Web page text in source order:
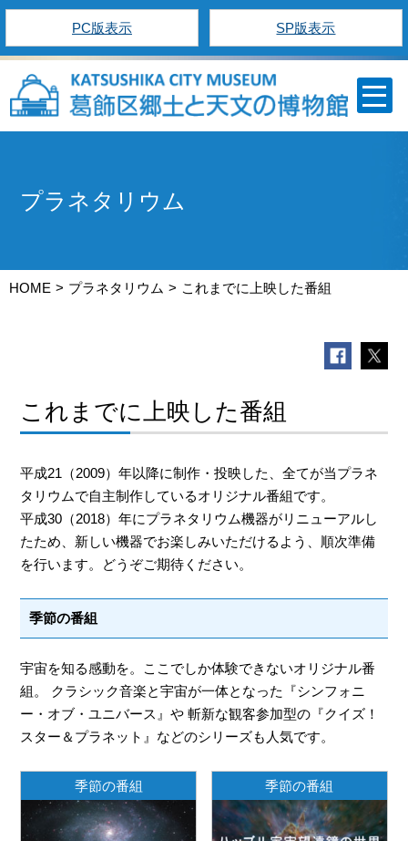
PC版表示 SP版表示
プラネタリウム
HOME プラネタリウム これまでに上映した番組
これまでに上映した番組
平成21（2009）年以降に制作・投映した、全てが当プラネ
タリウムで自主制作しているオリジナル番組です。
平成30（2018）年にプラネタリウム機器がリニューアルし
たため、新しい機器でお楽しみいただけるよう、順次準備
を行います。どうぞご期待ください。
季節の番組
宇宙を知る感動を。ここでしか体験できないオリジナル番
組。 クラシック音楽と宇宙が一体となった『シンフォニ
ー・オブ・ユニバース』や 斬新な観客参加型の『クイズ！
スター＆プラネット』などのシリーズも人気です。
季節の番組 季節の番組